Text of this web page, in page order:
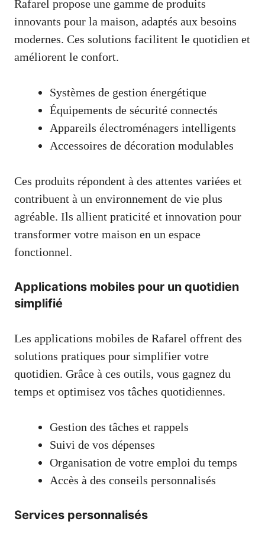
Rafarel propose une gamme de produits
innovants pour la maison, adaptés aux besoins
modernes. Ces solutions facilitent le quotidien et
améliorent le confort.
Systèmes de gestion énergétique
Équipements de sécurité connectés
Appareils électroménagers intelligents
Accessoires de décoration modulables
Ces produits répondent à des attentes variées et
contribuent à un environnement de vie plus
agréable. Ils allient praticité et innovation pour
transformer votre maison en un espace
fonctionnel.
Applications mobiles pour un quotidien
simplifié
Les applications mobiles de Rafarel offrent des
solutions pratiques pour simplifier votre
quotidien. Grâce à ces outils, vous gagnez du
temps et optimisez vos tâches quotidiennes.
Gestion des tâches et rappels
Suivi de vos dépenses
Organisation de votre emploi du temps
Accès à des conseils personnalisés
Services personnalisés